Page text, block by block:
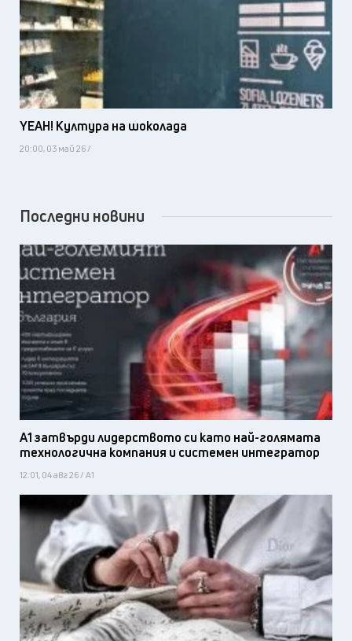
YEAH! Култура на шоколада
20:00, 03 май 26 /
Последни новини
А1 затвърди лидерството си като най-голямата
технологична компания и системен интегратор
12:01, 04 авг 26 / А1